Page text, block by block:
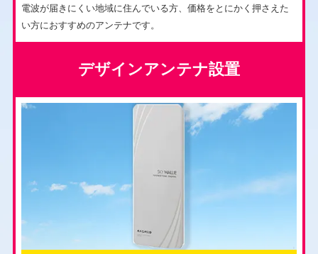
電波が届きにくい地域に住んでいる方、価格をとにかく押さえた
い方におすすめのアンテナです。
デザインアンテナ設置